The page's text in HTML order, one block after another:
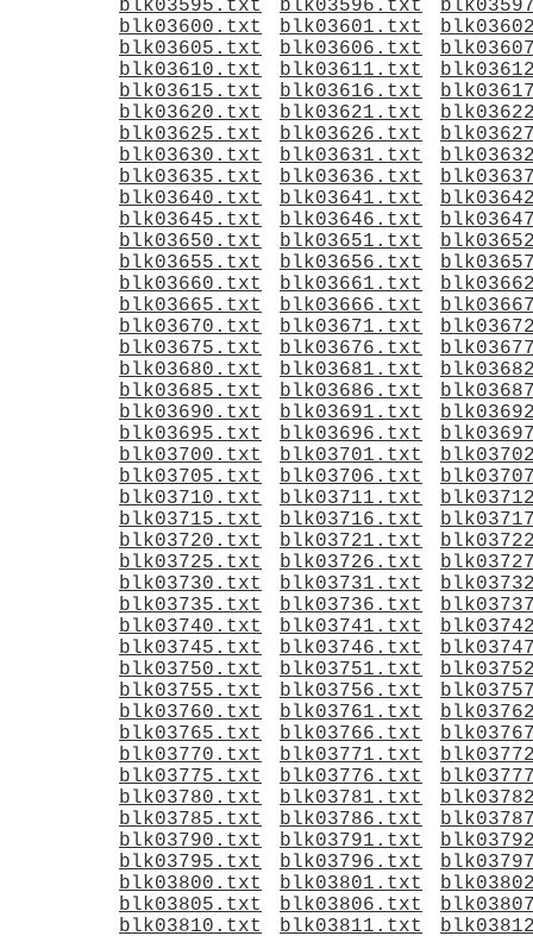
blk03595.txt
blk03596.txt
blk03600.txt
blk03601.txt
blk03605.txt
blk03606.txt
blk03610.txt
blk03611.txt
blk03615.txt
blk03616.txt
blk03620.txt
blk03621.txt
blk03625.txt
blk03626.txt
blk03630.txt
blk03631.txt
blk03635.txt
blk03636.txt
blk03640.txt
blk03641.txt
blk03645.txt
blk03646.txt
blk03650.txt
blk03651.txt
blk03655.txt
blk03656.txt
blk03660.txt
blk03661.txt
blk03665.txt
blk03666.txt
blk03670.txt
blk03671.txt
blk03675.txt
blk03676.txt
blk03680.txt
blk03681.txt
blk03685.txt
blk03686.txt
blk03690.txt
blk03691.txt
blk03695.txt
blk03696.txt
blk03700.txt
blk03701.txt
blk03705.txt
blk03706.txt
blk03710.txt
blk03711.txt
blk03715.txt
blk03716.txt
blk03720.txt
blk03721.txt
blk03725.txt
blk03726.txt
blk03730.txt
blk03731.txt
blk03735.txt
blk03736.txt
blk03740.txt
blk03741.txt
blk03745.txt
blk03746.txt
blk03750.txt
blk03751.txt
blk03755.txt
blk03756.txt
blk03760.txt
blk03761.txt
blk03765.txt
blk03766.txt
blk03770.txt
blk03771.txt
blk03775.txt
blk03776.txt
blk03780.txt
blk03781.txt
blk03785.txt
blk03786.txt
blk03790.txt
blk03791.txt
blk03795.txt
blk03796.txt
blk03800.txt
blk03801.txt
blk03805.txt
blk03806.txt
blk03810.txt
blk03811.txt